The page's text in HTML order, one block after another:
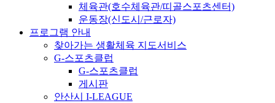
체육관(호수체육관/띠골스포츠센터)
운동장(신도시/근로자)
프로그램 안내
찾아가는 생활체육 지도서비스
G-스포츠클럽
G-스포츠클럽
게시판
안산시 I-LEAGUE